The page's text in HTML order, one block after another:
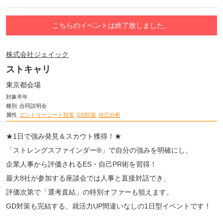
こちらのイベントは終了致しました。
株式会社ジェイック
ストキャリ
東京都会場
対象卒年
種別
合同説明会
属性 エントリーシート対策 GD対策 自己分析
★1日で強み発見＆スカウト獲得！★
「ストレングスファインダー®」で自分の強みを明確にし、
企業人事から評価されるES・自己PR術を習得！
最大8社が参加する座談会では人事と直接対話でき、
評価次第で「選考直結」の特別オファーも狙えます。
GD対策も完結する、就活力UP間違いなしの1日型イベントです！